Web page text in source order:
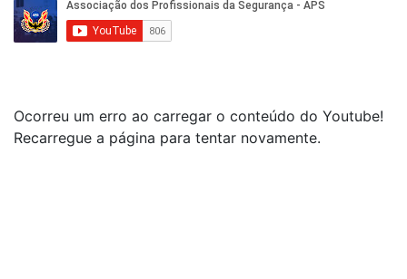
Ocorreu um erro ao carregar o conteúdo do Youtube!
Recarregue a página para tentar novamente.